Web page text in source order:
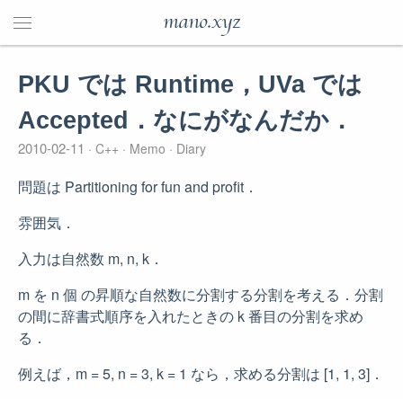
mano.xyz
PKU では Runtime，UVa では
Accepted．なにがなんだか．
2010-02-11 C++ Memo Diary
問題は Partitioning for fun and profit．
雰囲気．
入力は自然数 m, n, k．
m を n 個 の昇順な自然数に分割する分割を考える．分割
の間に辞書式順序を入れたときの k 番目の分割を求め
る．
例えば，m = 5, n = 3, k = 1 なら，求める分割は [1, 1, 3]．